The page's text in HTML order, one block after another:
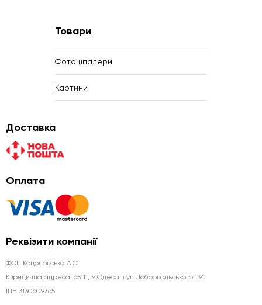
Товари
Фотошпалери
Картини
Доставка
Оплата
Реквізити компанії
ФОП Коцоловська А.С.
Юридична aдреса: 65111, м.Одеса, вул.Добровольського 134
ІПН 3130609765